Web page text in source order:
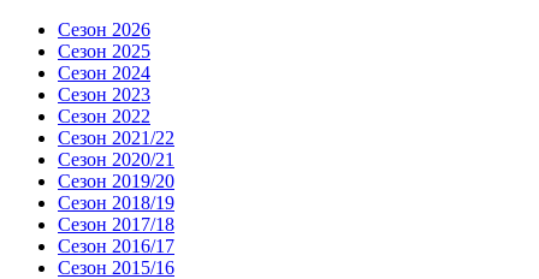
Сезон 2026
Сезон 2025
Сезон 2024
Сезон 2023
Сезон 2022
Сезон 2021/22
Сезон 2020/21
Сезон 2019/20
Сезон 2018/19
Сезон 2017/18
Сезон 2016/17
Сезон 2015/16